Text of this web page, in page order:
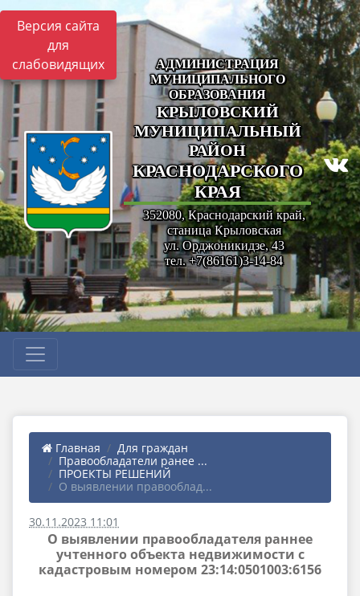
Версия сайта
для
слабовидящих
АДМИНИСТРАЦИЯ
МУНИЦИПАЛЬНОГО
ОБРАЗОВАНИЯ
КРЫЛОВСКИЙ
МУНИЦИПАЛЬНЫЙ
РАЙОН
КРАСНОДАРСКОГО
КРАЯ
352080, Краснодарский край,
станица Крыловская
ул. Орджоникидзе, 43
тел. +7(86161)3-14-84
Главная
Для граждан
Правообладатели ранее ...
ПРОЕКТЫ РЕШЕНИЙ
О выявлении правооблад...
30.11.2023 11:01
О выявлении правообладателя раннее
учтенного объекта недвижимости с
кадастровым номером 23:14:0501003:6156